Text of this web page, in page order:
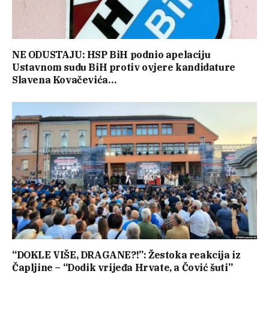
NE ODUSTAJU: HSP BiH podnio apelaciju
Ustavnom sudu BiH protiv ovjere kandidature
Slavena Kovačevića…
“DOKLE VIŠE, DRAGANE?!”: Žestoka reakcija iz
Čapljine – “Dodik vrijeđa Hrvate, a Čović šuti”